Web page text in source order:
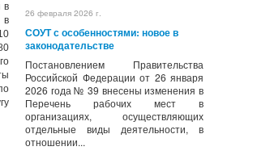
26 февраля 2026 г.
СОУТ с особенностями: новое в
законодательстве
Постановлением Правительства
Российской Федерации от 26 января
2026 года № 39 внесены изменения в
Перечень рабочих мест в
организациях, осуществляющих
отдельные виды деятельности, в
отношении...
в
в